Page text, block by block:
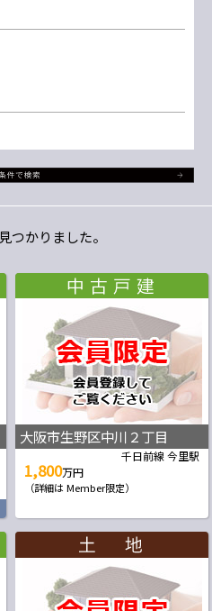
見つかりました。
大阪市生野区中川２丁目
千日前線 今里駅
1,800万円
（詳細は Member限定）